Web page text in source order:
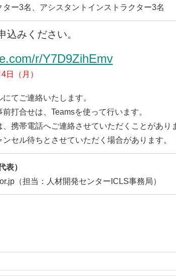
ー3名、アシスタントインストラクター3名
込みください。
r/Y7D9ZihEmv
日（月）
てご連絡いたします。
打合せは、Teamsを使って行います。
携帯電話へご連絡させていただくことがあり
セル待ちとさせていただく場合があります。
表）
（担当：人材開発センターICLS事務局）